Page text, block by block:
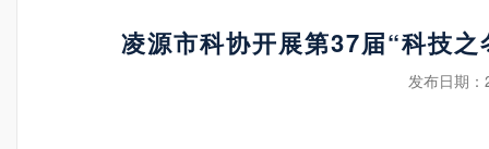
凌源市科协开展第37届“科技
发布日期：